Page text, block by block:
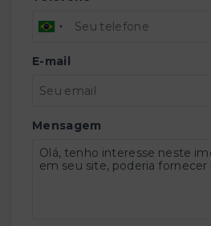
E-mail
Mensagem